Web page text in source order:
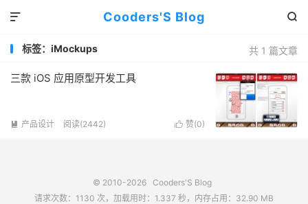
Cooders'S Blog 

共 1 篇文章
标签：iMockups
三款 iOS 应用原型开发工具
 赞(0)
 产品设计 阅读(2442)
© 2010-2026 Cooders'S Blog
请求次数：1130 次，加载用时：1.337 秒，内存占用：32.90 MB